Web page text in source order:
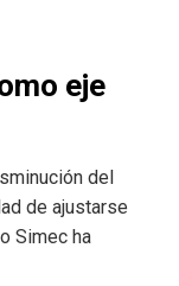
eje
del
de ajustarse
Simec ha